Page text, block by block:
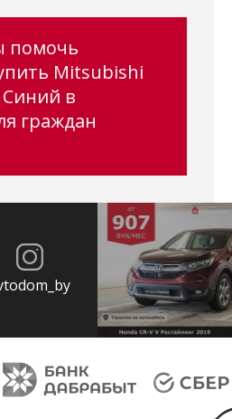
помочь
Mitsubishi
Синий в
граждан